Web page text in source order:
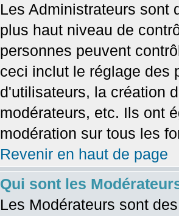
Les Administrateurs sont
plus haut niveau de
personnes peuvent
ceci inclut le réglage des
d'utilisateurs, la création
modérateurs, etc. Ils ont
modération sur tous les
Revenir en haut de page
Qui sont les
Les Modérateurs sont